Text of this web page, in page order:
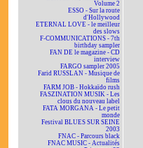
Volume 2
ESSO - Sur la route
d'Hollywood
ETERNAL LOVE - le meilleur
des slows
F-COMMUNICATIONS - 7th
birthday sampler
FAN DE le magazine - CD
interview
FARGO sampler 2005
Farid RUSSLAN - Musique de
films
FARM JOB - Hokkaïdo rush
FASZINATION MUSIK - Les
clous du nouveau label
FATA MORGANA - Le petit
monde
Festival BLUES SUR SEINE
2003
FNAC - Parcours black
FNAC MUSIC - Actualités